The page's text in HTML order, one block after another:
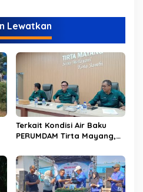
Lewatkan
Terkait Kondisi Air Baku
PERUMDAM Tirta Mayang,
PERUMDAM